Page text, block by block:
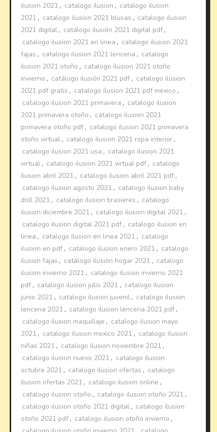
ilusion 2021 , catalogo ilusion , catalogo ilusion
2021 , catalogo ilusion 2021 blusas , catalogo ilusion
2021 digital , catálogo ilusión 2021 digital pdf ,
catalogo ilusion 2021 en linea , catalogo ilusion 2021
fajas , catalogo ilusion 2021 lenceria , catalogo
ilusion 2021 otoño , catalogo ilusion 2021 otoño
invierno , catálogo ilusión 2021 pdf , catalogo ilusion
2021 pdf gratis , catalogo ilusion 2021 pdf mexico ,
catalogo ilusion 2021 primavera , catalogo ilusion
2021 primavera otoño , catalogo ilusion 2021
primavera otoño pdf , catalogo ilusion 2021 primavera
otoño virtual , catalogo ilusion 2021 ropa interior ,
catalogo ilusion 2021 usa , catalogo ilusion 2021
virtual , catalogo ilusion 2021 virtual pdf , catalogo
ilusion abril 2021 , catalogo ilusion abril 2021 pdf ,
catalogo ilusion agosto 2021 , catalogo ilusion baby
doll 2021 , catalogo ilusion brasieres , catalogo
ilusion diciembre 2021 , catalogo ilusion digital 2021 ,
catalogo ilusion digital 2021 pdf , catalogo ilusion en
linea , catalogo ilusion en linea 2021 , catalogo
ilusion en pdf , catalogo ilusion enero 2021 , catalogo
ilusion fajas , catálogo ilusión hogar 2021 , catalogo
ilusion invierno 2021 , catalogo ilusion invierno 2021
pdf , catalogo ilusion julio 2021 , catalogo ilusion
junio 2021 , catalogo ilusion juvenil , catalogo ilusion
lenceria 2021 , catalogo ilusion lenceria 2021 pdf ,
catalogo ilusion maquillaje , catalogo ilusion mayo
2021 , catalogo ilusion mexico 2021 , catalogo ilusion
niñas 2021 , catalogo ilusion noviembre 2021 ,
catalogo ilusion nuevo 2021 , catalogo ilusion
octubre 2021 , catalogo ilusion ofertas , catalogo
ilusion ofertas 2021 , catalogo ilusion online ,
catalogo ilusion otoño , catalogo ilusion otoño 2021 ,
catalogo ilusion otoño 2021 digital , catalogo ilusion
otoño 2021 pdf , catalogo ilusion otoño invierno ,